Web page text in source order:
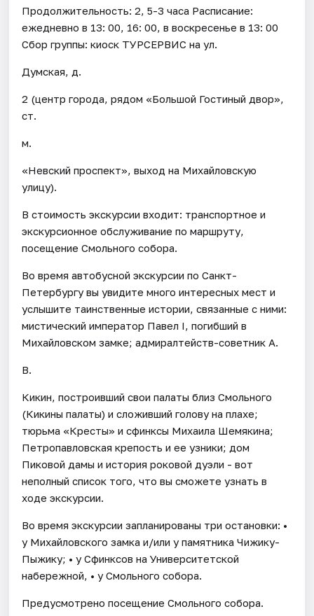
Продолжительность: 2, 5-3 часа Расписание:
ежедневно в 13: 00, 16: 00, в воскресенье в 13: 00
Сбор группы: киоск ТУРСЕРВИС на ул.
Думская, д.
2 (центр города, рядом «Большой Гостиный двор»,
ст.
м.
«Невский проспект», выход на Михайловскую
улицу).
В стоимость экскурсии входит: транспортное и
экскурсионное обслуживание по маршруту,
посещение Смольного собора.
Во время автобусной экскурсии по Санкт-
Петербургу вы увидите много интересных мест и
услышите таинственные истории, связанные с ними:
мистический император Павел I, погибший в
Михайловском замке; адмиралтейств-советник А.
В.
Кикин, построивший свои палаты близ Смольного
(Кикины палаты) и сложивший голову на плахе;
тюрьма «Кресты» и сфинксы Михаила Шемякина;
Петропавловская крепость и ее узники; дом
Пиковой дамы и история роковой дуэли - вот
неполный список того, что вы сможете узнать в
ходе экскурсии.
Во время экскурсии запланированы три остановки: •
у Михайловского замка и/или у памятника Чижику-
Пыжику; • у Сфинксов на Университетской
набережной, • у Смольного собора.
Предусмотрено посещение Смольного собора.